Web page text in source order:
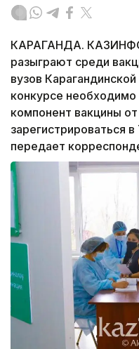
КАРАГАНДА.
разыграют среди
вузов
конкурсе
компонент вакцины
зарегистрироваться
передает